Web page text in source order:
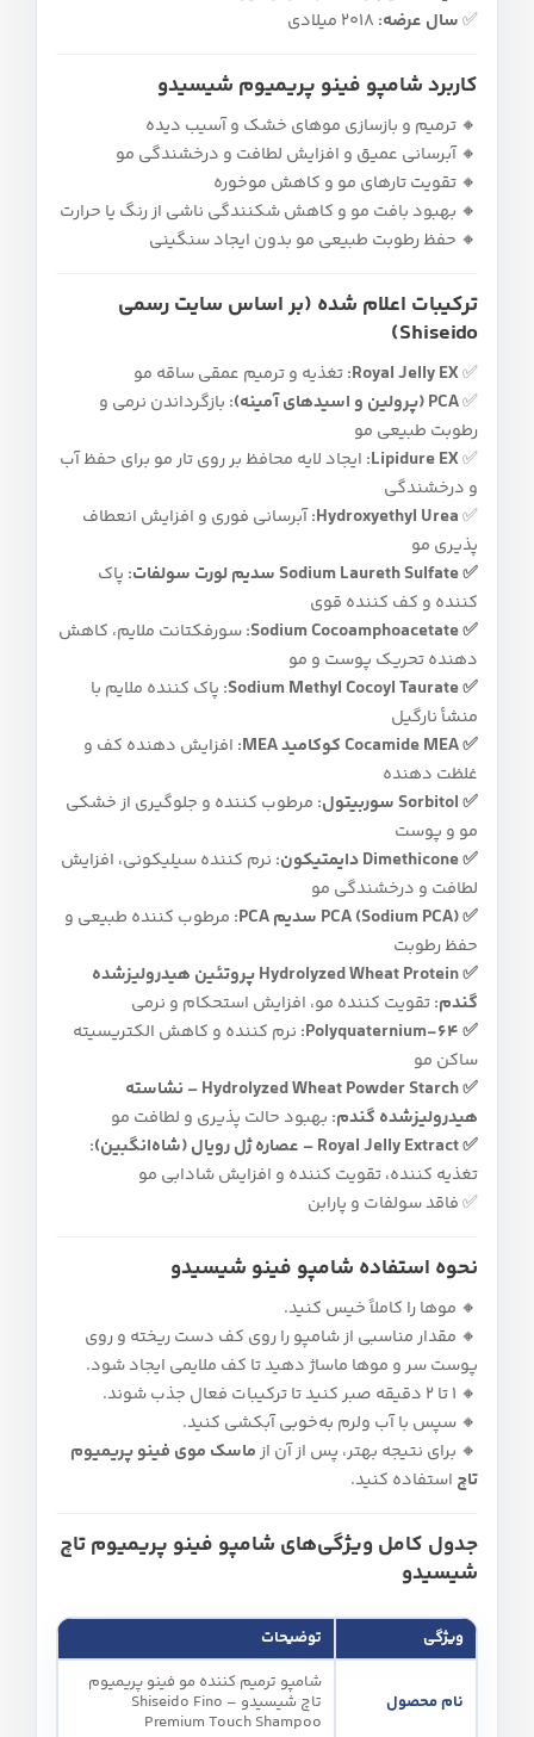
✅سال عرضه:
کاربرد شامپو فینو پریمیوم شیسیدو
🔸 ترمیم و بازسازی موهای خشک و آسیب‌ دیده
🔸 آبرسانی عمیق و افزایش لطافت و درخشندگی مو
🔸 تقویت تارهای مو و کاهش موخوره
🔸 بهبود بافت مو و کاهش شکنندگی ناشی از رنگ یا حرارت
🔸 حفظ رطوبت طبیعی مو بدون ایجاد سنگینی
ترکیبات اعلام‌ شده (بر اساس سایت رسمی
Shiseido)
✅
Royal Jelly EX: تغذیه و ترمیم عمقی ساقه مو
✅PCA (پرولین و اسیدهای آمینه):
بازگرداندن نرمی و
رطوبت طبیعی مو
✅
Lipidure EX: ایجاد لایه محافظ بر روی تار مو برای حفظ آب
و درخشندگی
✅
Hydroxyethyl Urea: آبرسانی فوری و افزایش انعطاف‌
پذیری مو
✅ Sodium Laureth Sulfate سدیم لورت سولفات:
پاک‌
کننده و کف‌ کننده قوی
✅ Sodium Cocoamphoacetate:
سورفکتانت ملایم، کاهش‌
دهنده تحریک پوست و مو
✅ Sodium Methyl Cocoyl Taurate:
پاک‌ کننده ملایم با
منشأ نارگیل
✅ Cocamide MEA کوکامید MEA:
افزایش‌ دهنده کف و
غلظت‌ دهنده
✅ Sorbitol سوربیتول:
مرطوب‌ کننده و جلوگیری از خشکی
مو و پوست
✅ Dimethicone دایمتیکون:
نرم‌ کننده سیلیکونی، افزایش
لطافت و درخشندگی مو
✅ PCA (Sodium PCA) سدیم PCA:
مرطوب‌ کننده طبیعی و
حفظ رطوبت
✅ Hydrolyzed Wheat Protein پروتئین هیدرولیزشده
گندم:تقویت‌ کننده مو، افزایش استحکام و نرمی
✅ Polyquaternium-64:
نرم‌ کننده و کاهش الکتریسیته
ساکن مو
✅ Hydrolyzed Wheat Powder Starch – نشاسته
هیدرولیزشده گندم: بهبود حالت‌ پذیری و لطافت مو
✅ Royal Jelly Extract – عصاره ژل رویال (شاه‌انگبین):
تغذیه‌ کننده، تقویت‌ کننده و افزایش شادابی مو
✅ فاقد سولفات و پارابن
نحوه استفاده شامپو فینو شیسیدو
🔸 موها را کاملاً خیس کنید.
🔸 مقدار مناسبی از شامپو را روی کف دست ریخته و روی
پوست سر و موها ماساژ دهید تا کف ملایمی ایجاد شود.
🔸 ۱ تا ۲ دقیقه صبر کنید تا ترکیبات فعال جذب شوند.
🔸 سپس با آب ولرم به‌خوبی آبکشی کنید.
🔸 برای نتیجه بهتر، پس از آن از ماسک موی فینو پریمیوم
تاچ استفاده کنید.
جدول کامل ویژگی‌های شامپو فینو پریمیوم تاچ
شیسیدو
ویژگی توضیحات
نام محصول
شامپو ترمیم‌ کننده مو فینو پریمیوم
تاچ شیسیدو – Shiseido Fino
Premium Touch Shampoo